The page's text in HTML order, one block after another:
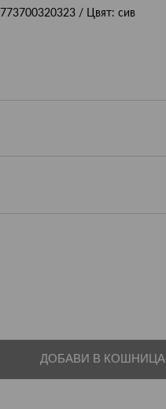
/ Цвят: сив
ДОБАВИ В КОШНИЦА